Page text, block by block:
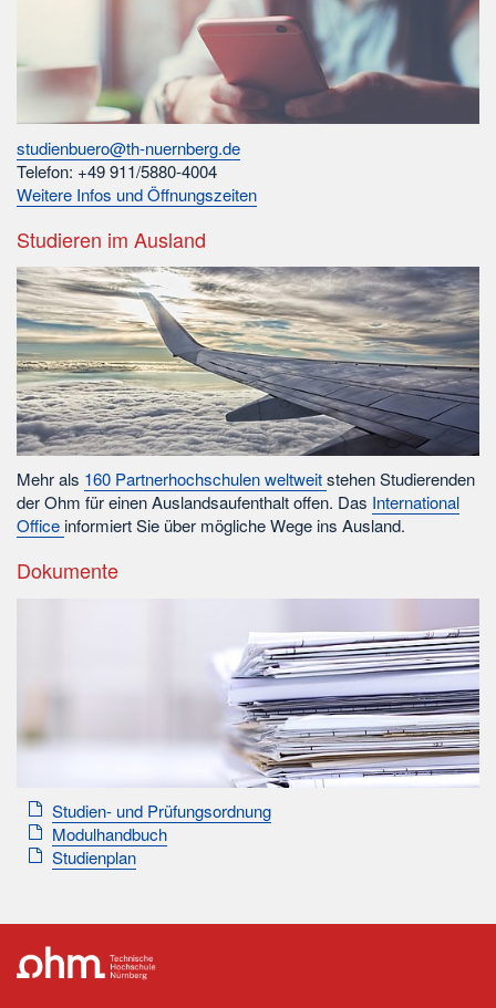
studienbuero@th-nuernberg.de
Telefon: +49 911/5880-4004
Weitere Infos und Öffnungszeiten
Studieren im Ausland
Mehr als 160 Partnerhochschulen weltweitstehen Studierenden
der Ohm für einen Auslandsaufenthalt offen. Das International
Officeinformiert Sie über mögliche Wege ins Ausland.
Dokumente
Studien- und Prüfungsordnung
Modulhandbuch
Studienplan